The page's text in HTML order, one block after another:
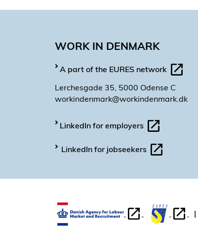
WORK IN DENMARK
A part of the EURES network
Lerchesgade 35, 5000 Odense C
workindenmark@workindenmark.dk
LinkedIn for employers
LinkedIn for jobseekers